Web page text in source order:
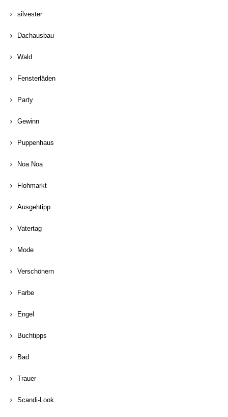
silvester
Dachausbau
Wald
Fensterläden
Party
Gewinn
Puppenhaus
Noa Noa
Flohmarkt
Ausgehtipp
Vatertag
Mode
Verschönern
Farbe
Engel
Buchtipps
Bad
Trauer
Scandi-Look